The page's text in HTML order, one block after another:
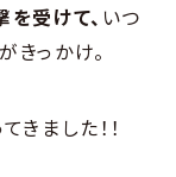
受けて、 いつ
っかけ。
きました！！